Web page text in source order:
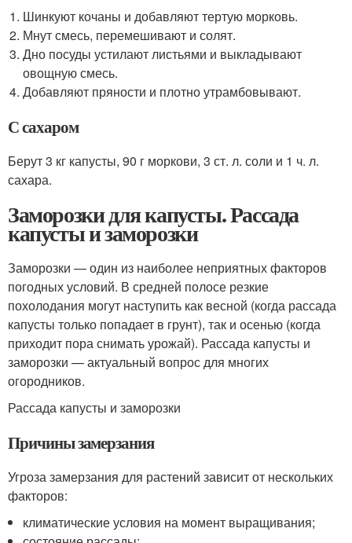
Шинкуют кочаны и добавляют тертую морковь.
Мнут смесь, перемешивают и солят.
Дно посуды устилают листьями и выкладывают
овощную смесь.
Добавляют пряности и плотно утрамбовывают.
С сахаром
Берут 3 кг капусты, 90 г моркови, 3 ст. л. соли и 1 ч. л.
сахара.
Заморозки для капусты. Рассада
капусты и заморозки
Заморозки — один из наиболее неприятных факторов
погодных условий. В средней полосе резкие
похолодания могут наступить как весной (когда рассада
капусты только попадает в грунт), так и осенью (когда
приходит пора снимать урожай). Рассада капусты и
заморозки — актуальный вопрос для многих
огородников.
Рассада капусты и заморозки
Причины замерзания
Угроза замерзания для растений зависит от нескольких
факторов:
климатические условия на момент выращивания;